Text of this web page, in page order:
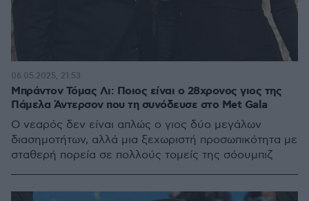
Μπράντον Τόμας Λι: Ποιος είναι ο 28χρονος γιος της
Πάμελα Άντερσον που τη συνόδευσε στο Met Gala
O νεαρός δεν είναι απλώς ο γιος δύο μεγάλων
διασημοτήτων, αλλά μια ξεχωριστή προσωπικότητα με
σταθερή πορεία σε πολλούς τομείς της σόουμπιζ
06.05.2025, 21:53